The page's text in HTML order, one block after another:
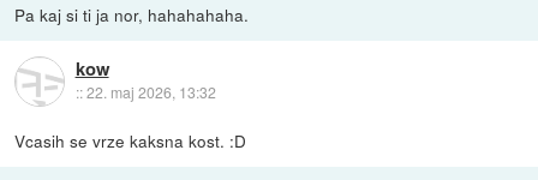
Pa kaj si ti ja nor, hahahahaha.
kow
::22. maj 2026, 13:32
Vcasih se vrze kaksna kost. :D